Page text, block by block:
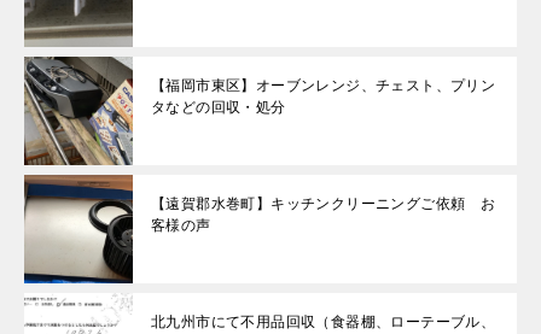
【福岡市東区】オーブンレンジ、チェスト、プリン
タなどの回収・処分
【遠賀郡水巻町】キッチンクリーニングご依頼 お
客様の声
北九州市にて不用品回収（食器棚、ローテーブル、